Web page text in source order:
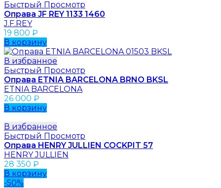
Быстрый Просмотр
Оправа JF REY 1133 1460
J.F.REY
19 800 ₽
В корзину
В избранное
Быстрый Просмотр
Оправа ETNIA BARCELONA BRNO BKSL
ETNIA BARCELONA
26 000 ₽
В корзину
В избранное
Быстрый Просмотр
Оправа HENRY JULLIEN COCKPIT 57
HENRY JULLIEN
28 350 ₽
В корзину
-50%